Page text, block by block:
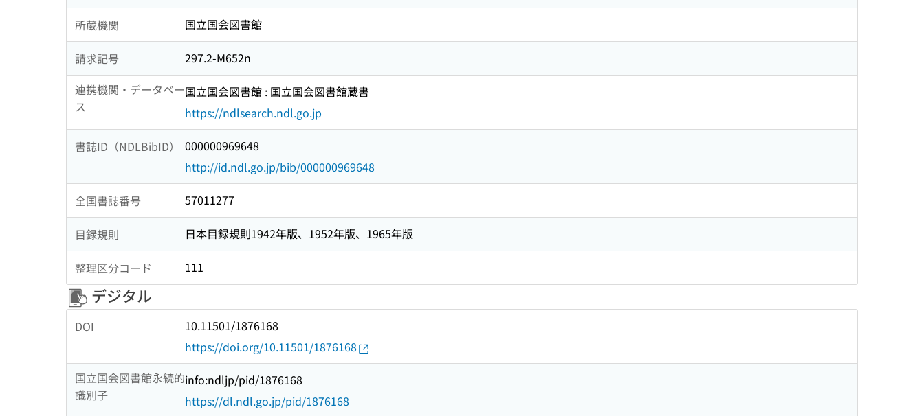
所蔵機関 国立国会図書館
請求記号
297.2-M652n
連携機関・データベー
ス
国立国会図書館 : 国立国会図書館蔵書
https://ndlsearch.ndl.go.jp
書誌ID（NDLBibID）
000000969648
http://id.ndl.go.jp/bib/000000969648
全国書誌番号 57011277
目録規則 日本目録規則1942年版、1952年版、1965年版
整理区分コード 111
デジタル
DOI
10.11501/1876168
https://doi.org/10.11501/1876168
国立国会図書館永続的
識別子
info:ndljp/pid/1876168
https://dl.ndl.go.jp/pid/1876168